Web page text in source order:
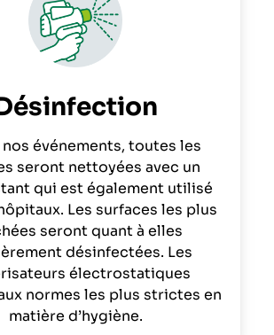
événements, toutes les
seront nettoyées avec un
qui est également utilisé
Les surfaces les plus
seront quant à elles
désinfectées. Les
électrostatiques
normes les plus strictes en
matière d’hygiène.